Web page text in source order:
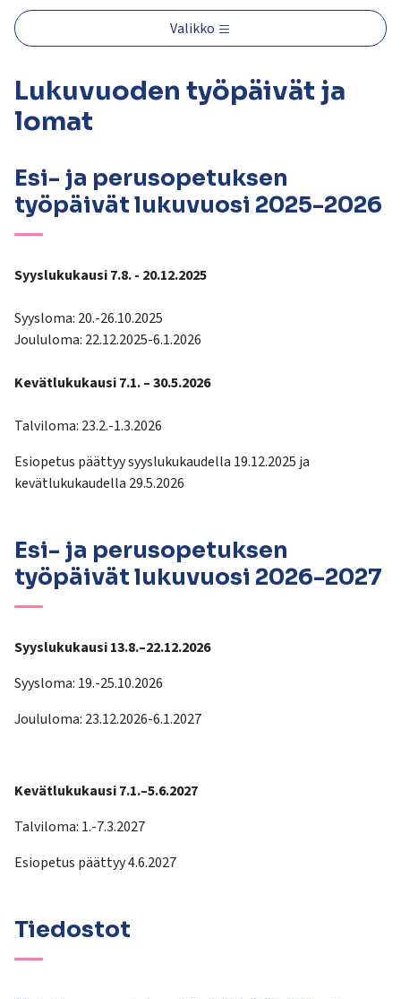
kosketus-
ja
pyyhkäisyliikkeitä.
Valikko
Lukuvuoden työpäivät ja
lomat
Esi- ja perusopetuksen
työpäivät lukuvuosi 2025-2026
Syyslukukausi 7.8. - 20.12.2025
Syysloma: 20.-26.10.2025
Joululoma: 22.12.2025-6.1.2026
Kevätlukukausi 7.1. – 30.5.2026
Talviloma: 23.2.-1.3.2026
Esiopetus päättyy syyslukukaudella 19.12.2025 ja
kevätlukukaudella 29.5.2026
Esi- ja perusopetuksen
työpäivät lukuvuosi 2026-2027
Syyslukukausi 13.8.–22.12.2026
Syysloma: 19.-25.10.2026
Joululoma: 23.12.2026-6.1.2027
Kevätlukukausi 7.1.–5.6.2027
Talviloma: 1.-7.3.2027
Esiopetus päättyy 4.6.2027
Tiedostot